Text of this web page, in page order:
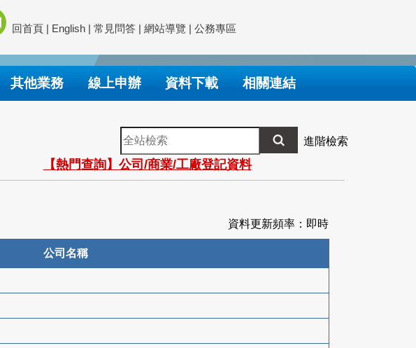
回首頁 | English | 常見問答 | 網站導覽 | 公務專區
其他業務 線上申辦 資料下載 相關連結
全
站
檢
索
進階檢索
【熱門查詢】公司/商業/工廠登記資料
資料更新頻率：即時
公司名稱